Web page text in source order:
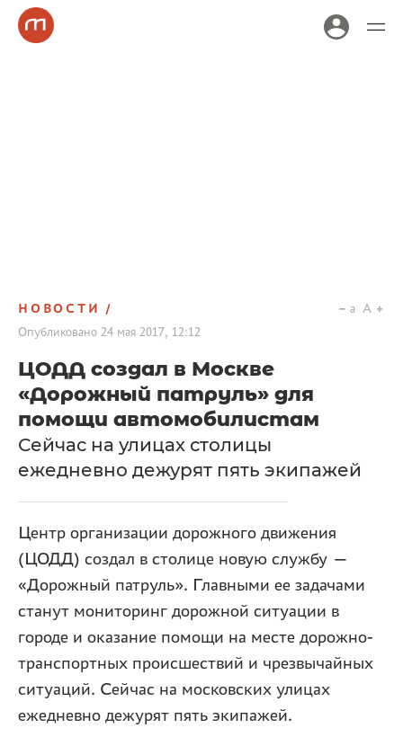
НОВОСТИ
Опубликовано 24 мая 2017, 12:12
a A
ЦОДД создал в Москве
«Дорожный патруль» для
помощи автомобилистам
Сейчас на улицах столицы
ежедневно дежурят пять экипажей
Центр организации дорожного движения
(ЦОДД) создал в столице новую службу —
«Дорожный патруль». Главными ее задачами
станут мониторинг дорожной ситуации в
городе и оказание помощи на месте дорожно-
транспортных происшествий и чрезвычайных
ситуаций. Сейчас на московских улицах
ежедневно дежурят пять экипажей.